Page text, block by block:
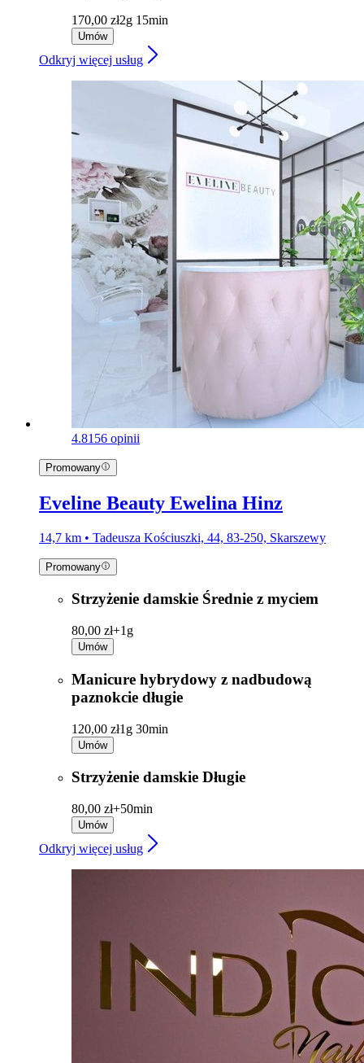
170,00 zł2g 15min
Umów
Odkryj więcej usług
4.8156 opinii
Promowany
Eveline Beauty Ewelina Hinz
14,7 km • Tadeusza Kościuszki, 44, 83-250, Skarszewy
Promowany
Strzyżenie damskie Średnie z myciem
80,00 zł+1g
Umów
Manicure hybrydowy z nadbudową
paznokcie długie
120,00 zł1g 30min
Umów
Strzyżenie damskie Długie
80,00 zł+50min
Umów
Odkryj więcej usług